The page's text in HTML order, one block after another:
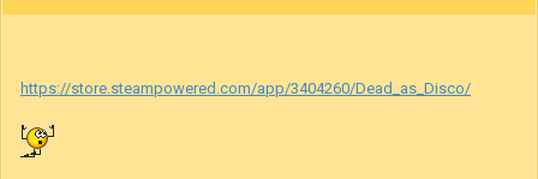
https://store.steampowered.com/app/3404260/Dead_as_Disco/